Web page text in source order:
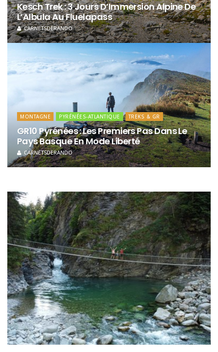
Kesch Trek : 3 Jours D’Immersion Alpine De
L’Albula Au Fluelapass
CARNETSDERANDO
MONTAGNE PYRÉNÉES-ATLANTIQUE TREKS & GR
GR10 Pyrénées : Les Premiers Pas Dans Le
Pays Basque En Mode Liberté
CARNETSDERANDO